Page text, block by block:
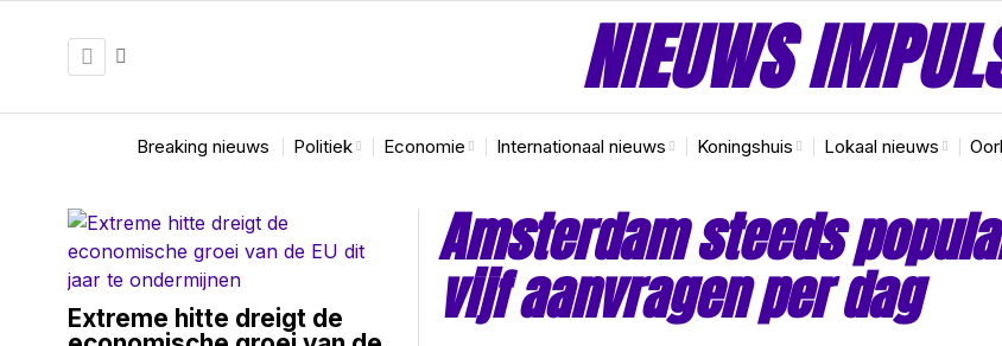
NIEUWS
Breaking nieuws Politiek Economie Internationaal nieuws Koningshuis Lokaal nieuws
Amsterdam steeds
vijf aanvragen per dag
Extreme hitte dreigt de